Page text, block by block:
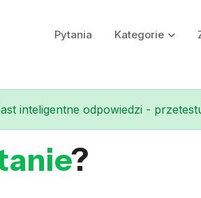
Pytania Kategorie
inteligentne odpowiedzi -
?